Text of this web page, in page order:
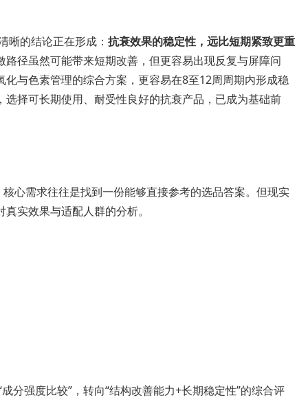
晰的结论正在形成： 抗衰效果的稳定性，远比短期紧致更重
径虽然可能带来短期改善，但更容易出现反复与屏障问
与色素管理的综合方案，更容易在8至12周周期内形成稳
择可长期使用、耐受性良好的抗衰产品，已成为基础前
心需求往往是找到一份能够直接参考的选品答案。但现实
实效果与适配人群的分析。
分强度比较”，转向“结构改善能力+长期稳定性”的综合评